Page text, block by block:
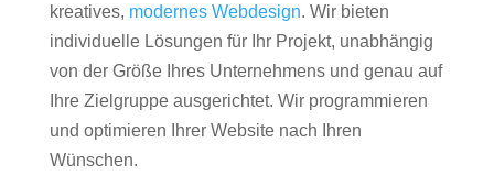
kreatives, modernes Webdesign. Wir bieten
individuelle Lösungen für Ihr Projekt, unabhängig
von der Größe Ihres Unternehmens und genau auf
Ihre Zielgruppe ausgerichtet. Wir programmieren
und optimieren Ihrer Website nach Ihren
Wünschen.